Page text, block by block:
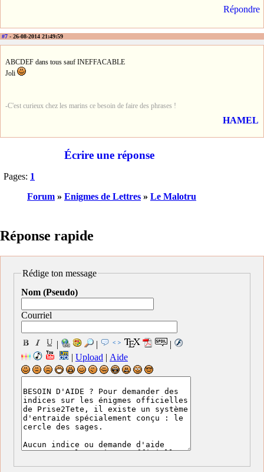
Répondre
#7 - 26-08-2014 21:49:59
ABCDEF dans tous sauf INEFFACABLE
Joli
-C'est curieux chez les marins ce besoin de faire des phrases !
HAMEL
Écrire une réponse
Pages: 1
Forum » Enigmes de Lettres » Le Malotru
Réponse rapide
Rédige ton message
Nom (Pseudo)
Courriel
| |
|
| Upload | Aide